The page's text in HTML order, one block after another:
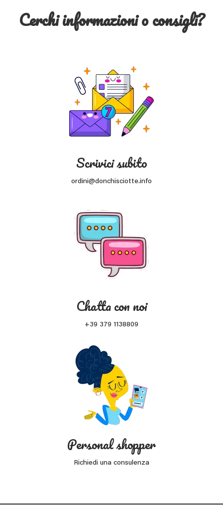
Cerchi informazioni o consigli?
Scrivici subito
ordini@donchisciotte.info
Chatta con noi
+39 379 1138809
Personal shopper
Richiedi una consulenza